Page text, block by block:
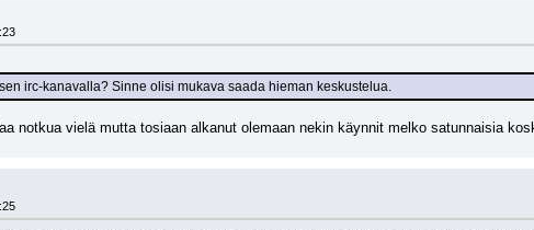
irc-kanavalla? Sinne olisi mukava saada hieman keskustelua.
notkua vielä mutta tosiaan alkanut olemaan nekin käynnit melko satunnaisia